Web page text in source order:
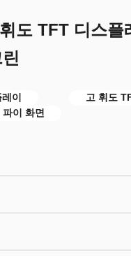
도 TFT 디스플
이
고 휘도
이 화면